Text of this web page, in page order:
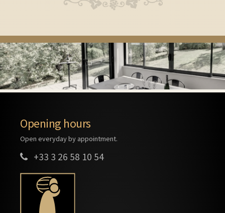
Opening hours
Open everyday by appointment.
+33 3 26 58 10 54